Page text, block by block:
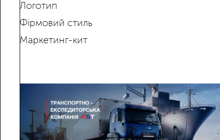
Логотип
Фірмовий стиль
Маркетинг-кит